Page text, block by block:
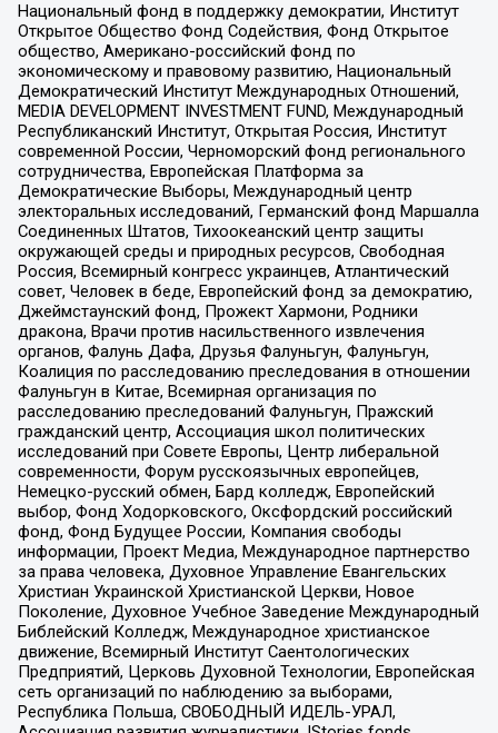
Национальный фонд в поддержку демократии, Институт
Открытое Общество Фонд Содействия, Фонд Открытое
общество, Американо-российский фонд по
экономическому и правовому развитию, Национальный
Демократический Институт Международных Отношений,
MEDIA DEVELOPMENT INVESTMENT FUND, Международный
Республиканский Институт, Открытая Россия, Институт
современной России, Черноморский фонд регионального
сотрудничества, Европейская Платформа за
Демократические Выборы, Международный центр
электоральных исследований, Германский фонд Маршалла
Соединенных Штатов, Тихоокеанский центр защиты
окружающей среды и природных ресурсов, Свободная
Россия, Всемирный конгресс украинцев, Атлантический
совет, Человек в беде, Европейский фонд за демократию,
Джеймстаунский фонд, Прожект Хармони, Родники
дракона, Врачи против насильственного извлечения
органов, Фалунь Дафа, Друзья Фалуньгун, Фалуньгун,
Коалиция по расследованию преследования в отношении
Фалуньгун в Китае, Всемирная организация по
расследованию преследований Фалуньгун, Пражский
гражданский центр, Ассоциация школ политических
исследований при Совете Европы, Центр либеральной
современности, Форум русскоязычных европейцев,
Немецко-русский обмен, Бард колледж, Европейский
выбор, Фонд Ходорковского, Оксфордский российский
фонд, Фонд Будущее России, Компания свободы
информации, Проект Медиа, Международное партнерство
за права человека, Духовное Управление Евангельских
Христиан Украинской Христианской Церкви, Новое
Поколение, Духовное Учебное Заведение Международный
Библейский Колледж, Международное христианское
движение, Всемирный Институт Саентологических
Предприятий, Церковь Духовной Технологии, Европейская
сеть организаций по наблюдению за выборами,
Республика Польша, СВОБОДНЫЙ ИДЕЛЬ-УРАЛ,